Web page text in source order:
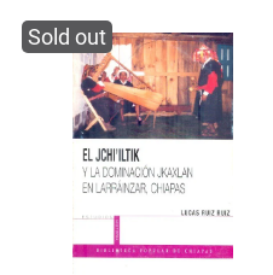
Sold out